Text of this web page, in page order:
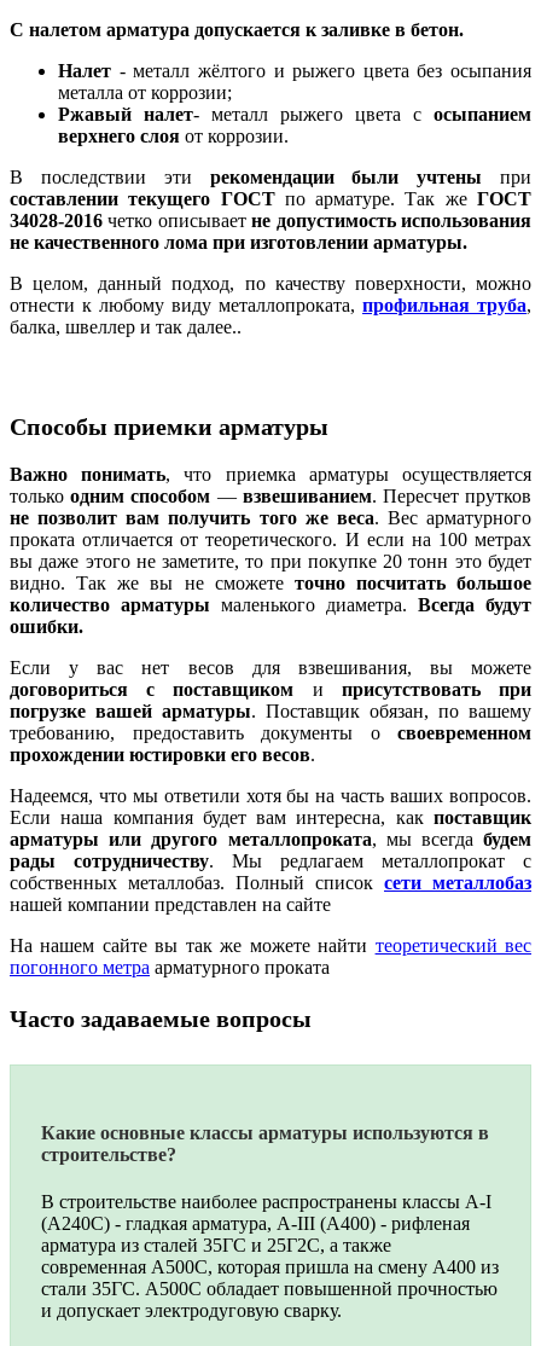
С налетом арматура допускается к заливке в бетон.
Налет - металл жёлтого и рыжего цвета без осыпания
металла от коррозии;
Ржавый налет- металл рыжего цвета с осыпанием
верхнего слоя от коррозии.
В последствии эти рекомендации были учтены при
составлении текущего ГОСТпо арматуре. Так жеГОСТ
34028-2016 четко описываетне допустимость использования
не качественного лома при изготовлении арматуры.
В целом, данный подход, по качеству поверхности, можно
отнести к любому виду металлопроката, профильная труба,
балка, швеллер и так далее..
Способы приемки арматуры
Важно понимать, что приемка арматуры осуществляется
толькоодним способом — взвешиванием. Пересчет прутков
не позволит вам получить того же веса. Вес арматурного
проката отличается от теоретического. И если на 100 метрах
вы даже этого не заметите, то при покупке 20 тонн это будет
видно. Так же вы не сможете точно посчитать большое
количество арматуры маленького диаметра. Всегда будут
ошибки.
Если у вас нет весов для взвешивания, вы можете
договориться с поставщиком и присутствовать при
погрузке вашей арматуры. Поставщик обязан, по вашему
требованию, предоставить документы о своевременном
прохождении юстировки его весов.
Надеемся, что мы ответили хотя бы на часть ваших вопросов.
Если наша компания будет вам интересна, как поставщик
арматуры или другого металлопроката, мы всегда будем
рады сотрудничеству. Мы редлагаем металлопрокат с
собственных металлобаз. Полный список сети металлобаз
нашей компании представлен на сайте
На нашем сайте вы так же можете найти теоретический вес
погонного метра арматурного проката
Часто задаваемые вопросы
Какие основные классы арматуры используются в
строительстве?
В строительстве наиболее распространены классы А-I
(А240С) - гладкая арматура, А-III (А400) - рифленая
арматура из сталей 35ГС и 25Г2С, а также
современная А500С, которая пришла на смену А400 из
стали 35ГС. А500С обладает повышенной прочностью
и допускает электродуговую сварку.